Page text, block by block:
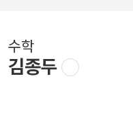
수학
김종두